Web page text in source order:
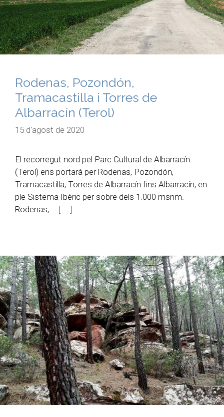
Rodenas, Pozondón,
Tramacastilla i Torres de
Albarracín (Terol)
15 d'agost de 2020
El recorregut nord pel Parc Cultural de Albarracín
(Terol) ens portarà per Rodenas, Pozondón,
Tramacastilla, Torres de Albarracín fins Albarracín, en
ple Sistema Ibèric per sobre dels 1.000 msnm.
Rodenas, … [ … ]